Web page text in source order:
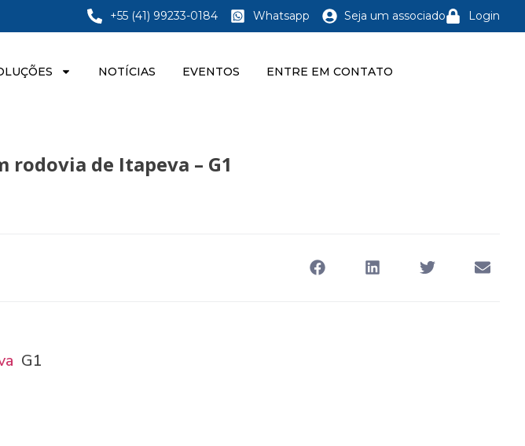
+55 (41) 99233-0184 Whatsapp Seja um associado Login
NOTÍCIAS EVENTOS ENTRE EM CONTATO
de Itapeva – G1
G1